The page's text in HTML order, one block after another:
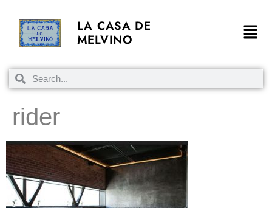
LA CASA DE
MELVINO
rider